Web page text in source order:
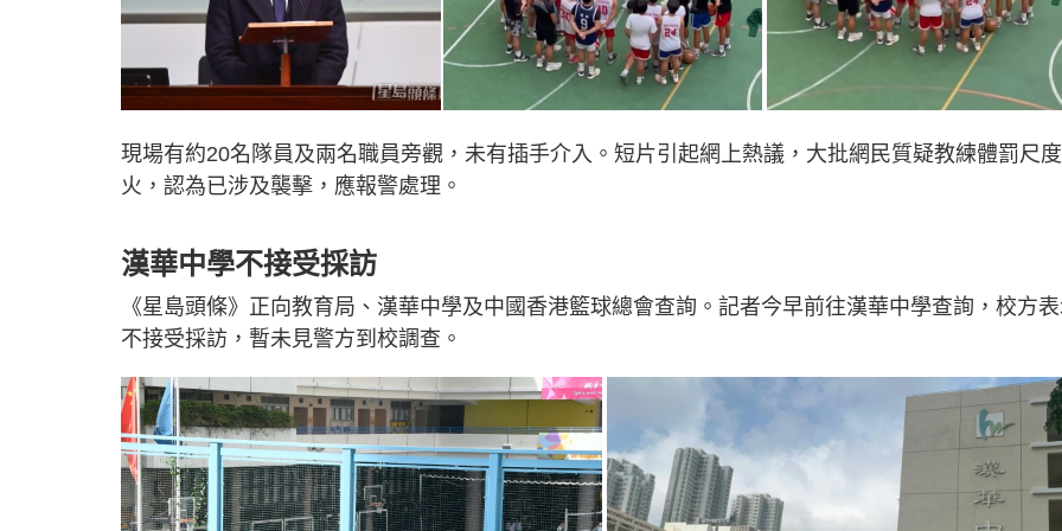
現場有約20名隊員及兩名職員旁觀，未有插手介入。短片引起網上熱議，大批網民質疑教練體罰尺
火，認為已涉及襲擊，應報警處理。
漢華中學不接受採訪
《星島頭條》正向教育局、漢華中學及中國香港籃球總會查詢。記者今早前往漢華中學查詢，校方
不接受採訪，暫未見警方到校調查。